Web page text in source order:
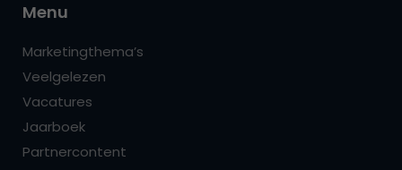
Menu
Marketingthema’s
Veelgelezen
Vacatures
Jaarboek
Partnercontent